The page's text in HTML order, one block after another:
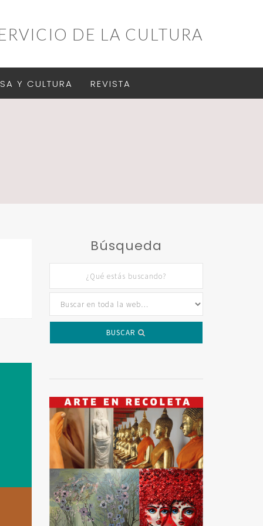
DE LA CULTURA
Y CULTURA REVISTA
Búsqueda
BUSCAR